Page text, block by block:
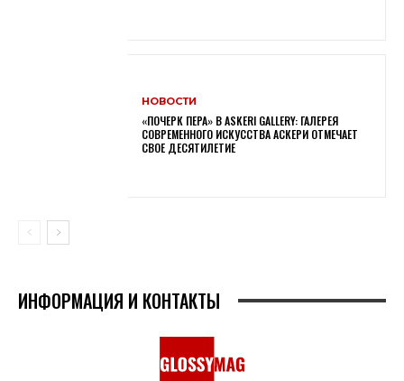
НОВОСТИ
«ПОЧЕРК ПЕРА» В ASKERI GALLERY: ГАЛЕРЕЯ
СОВРЕМЕННОГО ИСКУССТВА АСКЕРИ ОТМЕЧАЕТ
СВОЕ ДЕСЯТИЛЕТИЕ
ИНФОРМАЦИЯ И КОНТАКТЫ